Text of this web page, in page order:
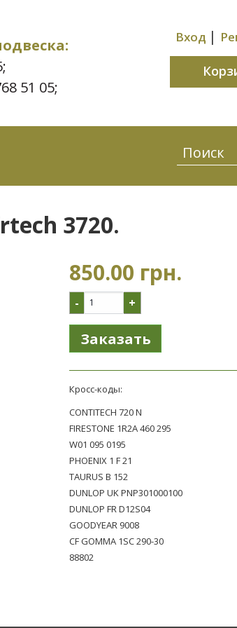
51 05;
Вход |
3720.
850.00 грн.
- +
Кросс-коды:
CONTITECH 720 N
FIRESTONE 1R2A 460 295
W01 095 0195
PHOENIX 1 F 21
TAURUS B 152
DUNLOP UK PNP301000100
DUNLOP FR D12S04
GOODYEAR 9008
CF GOMMA 1SC 290-30
88802